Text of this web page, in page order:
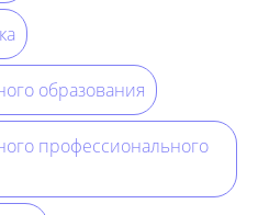
образования
профессионального